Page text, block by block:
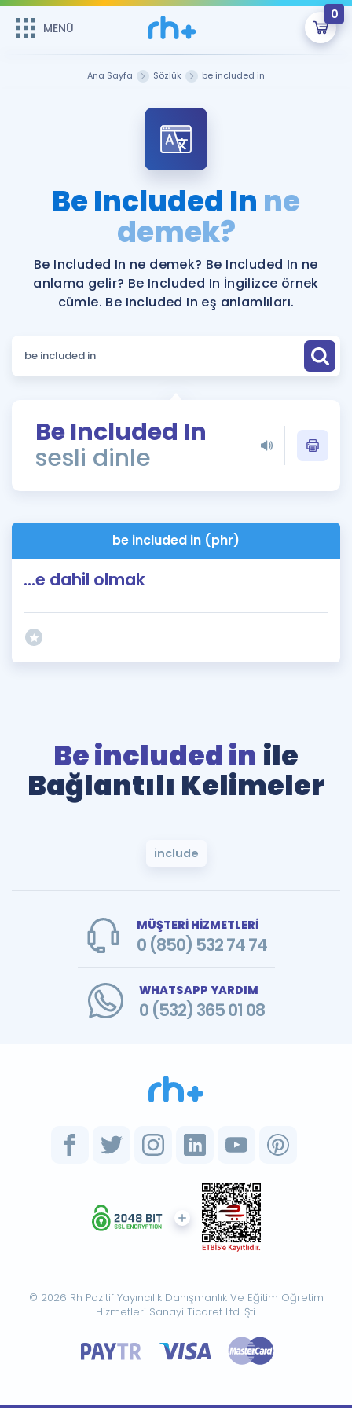
MENÜ
0
Şifremi Hatırlamıyorum
Sepetin Şu An Boş.
Remzi Hoca ile seni sınava hazırlayacak onlarca eğitim seni
bekliyor!
MENÜ
Katılımcı Görüşleri
Faydalı Araçlar
Ücretsiz Kaynaklar
ÖSYM Sınav Takvimi
Kampanyalar
İngilizce Gramer
İngilizce Gramer
Ana Sayfa Sözlük be included in
Be Included In ne
demek?
Be Included In ne demek? Be Included In ne
anlama gelir? Be Included In İngilizce örnek
cümle. Be Included In eş anlamlıları.
Be Included In
sesli dinle
be included in (phr)
...e dahil olmak
Be included in ile
Bağlantılı Kelimeler
include
MÜŞTERİ HİZMETLERİ
0 (850) 532 74 74
WHATSAPP YARDIM
0 (532) 365 01 08
© 2026 Rh Pozitif Yayıncılık Danışmanlık Ve Eğitim Öğretim
Hizmetleri Sanayi Ticaret Ltd. Şti.